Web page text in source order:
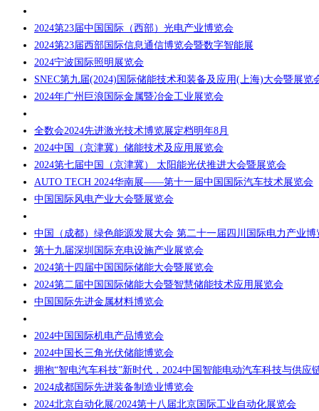
2024第23届中国国际（西部）光电产业博览会
2024第23届西部国际信息通信博览会暨数字智能展
2024宁波国际照明展览会
SNEC第九届(2024)国际储能技术和装备及应用(上海)大会暨展览
2024年广州巨浪国际金属暨冶金工业展览会
全数会2024先进激光技术博览展定档明年8月
2024中国（京津冀）储能技术及应用展览会
2024第七届中国（京津冀） 太阳能光伏推进大会暨展览会
AUTO TECH 2024华南展——第十一届中国国际汽车技术展览会
中国国际风电产业大会暨展览会
中国（成都）绿色能源发展大会 第二十一届四川国际电力产业博
第十九届深圳国际充电设施产业展览会
2024第十四届中国国际储能大会暨展览会
2024第二届中国国际储能大会暨智慧储能技术应用展览会
中国国际先进金属材料博览会
2024中国国际机电产品博览会
2024中国长三角光伏储能博览会
2024成都国际先进装备制造业博览会
2024北京自动化展/2024第十八届北京国际工业自动化展览会